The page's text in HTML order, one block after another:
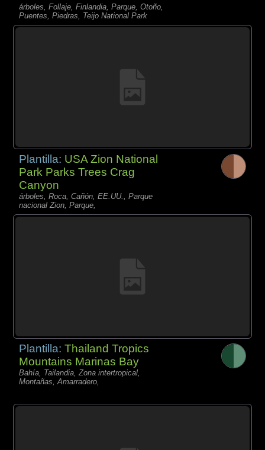
árboles, Follaje, Finlandia, Parque, Otoño,
Puentes, Piedras, Teijo National Park
Plantilla: USA Zion National
Park Parks Trees Crag
Canyon
árboles, Roca, Cañón, EE.UU., Parque
nacional Zion, Parque,
Plantilla:Thailand Tropics
Mountains Marinas Bay
Bahía, Tailandia, Zona intertropical,
Montañas, Amarradero,